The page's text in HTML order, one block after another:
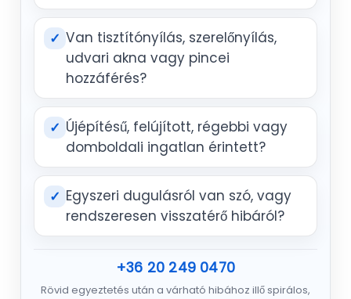
✓ Van tisztítónyílás, szerelőnyílás,
udvari akna vagy pincei
hozzáférés?
✓ Újépítésű, felújított, régebbi vagy
domboldali ingatlan érintett?
✓ Egyszeri dugulásról van szó, vagy
rendszeresen visszatérő hibáról?
+36 20 249 0470
Rövid egyeztetés után a várható hibához illő spirálos,